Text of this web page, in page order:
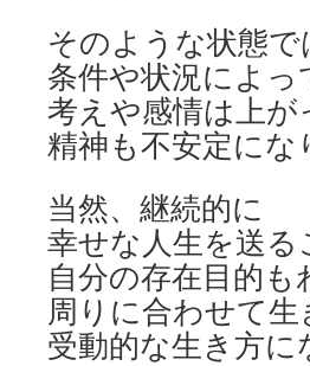
そのような状態で
条件や状況によっ
考えや感情は上
精神も不安定にな
当然、継続的に
幸せな人生を送
自分の存在目的も
周りに合わせて
受動的な生き方